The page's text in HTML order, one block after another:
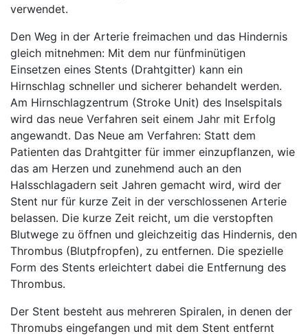
verwendet.
Den Weg in der Arterie freimachen und das Hindernis
gleich mitnehmen: Mit dem nur fünfminütigen
Einsetzen eines Stents (Drahtgitter) kann ein
Hirnschlag schneller und sicherer behandelt werden.
Am Hirnschlagzentrum (Stroke Unit) des Inselspitals
wird das neue Verfahren seit einem Jahr mit Erfolg
angewandt. Das Neue am Verfahren: Statt dem
Patienten das Drahtgitter für immer einzupflanzen, wie
das am Herzen und zunehmend auch an den
Halsschlagadern seit Jahren gemacht wird, wird der
Stent nur für kurze Zeit in der verschlossenen Arterie
belassen. Die kurze Zeit reicht, um die verstopften
Blutwege zu öffnen und gleichzeitig das Hindernis, den
Thrombus (Blutpfropfen), zu entfernen. Die spezielle
Form des Stents erleichtert dabei die Entfernung des
Thrombus.
Der Stent besteht aus mehreren Spiralen, in denen der
Thromubs eingefangen und mit dem Stent entfernt